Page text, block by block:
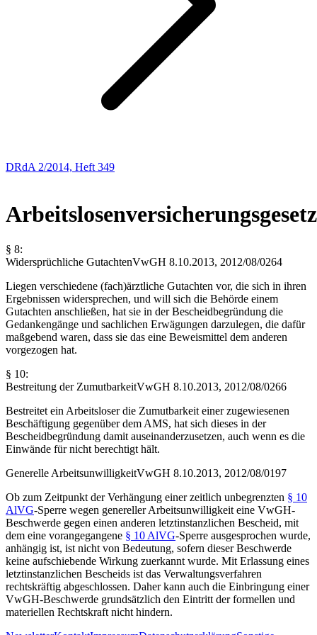
DRdA 2/2014, Heft 349
Arbeitslosenversicherungsgesetz
§ 8:
Widersprüchliche GutachtenVwGH 8.10.2013, 2012/08/0264
Liegen verschiedene (fach)ärztliche Gutachten vor, die sich in ihren
Ergebnissen widersprechen, und will sich die Behörde einem
Gutachten anschließen, hat sie in der Bescheidbegründung die
Gedankengänge und sachlichen Erwägungen darzulegen, die dafür
maßgebend waren, dass sie das eine Beweismittel dem anderen
vorgezogen hat.
§ 10:
Bestreitung der ZumutbarkeitVwGH 8.10.2013, 2012/08/0266
Bestreitet ein Arbeitsloser die Zumutbarkeit einer zugewiesenen
Beschäftigung gegenüber dem AMS, hat sich dieses in der
Bescheidbegründung damit auseinanderzusetzen, auch wenn es die
Einwände für nicht berechtigt hält.
Generelle ArbeitsunwilligkeitVwGH 8.10.2013, 2012/08/0197
Ob zum Zeitpunkt der Verhängung einer zeitlich unbegrenzten § 10
AlVG-Sperre wegen genereller Arbeitsunwilligkeit eine VwGH-
Beschwerde gegen einen anderen letztinstanzlichen Bescheid, mit
dem eine vorangegangene § 10 AlVG-Sperre ausgesprochen wurde,
anhängig ist, ist nicht von Bedeutung, sofern dieser Beschwerde
keine aufschiebende Wirkung zuerkannt wurde. Mit Erlassung eines
letztinstanzlichen Bescheids ist das Verwaltungsverfahren
rechtskräftig abgeschlossen. Daher kann auch die Einbringung einer
VwGH-Beschwerde grundsätzlich den Eintritt der formellen und
materiellen Rechtskraft nicht hindern.